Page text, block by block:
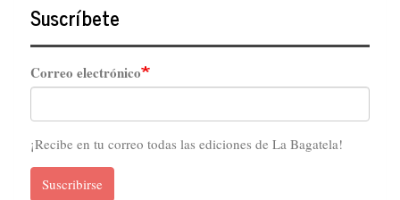
Suscríbete
Correo electrónico
¡Recibe en tu correo todas las ediciones de La Bagatela!
Suscribirse